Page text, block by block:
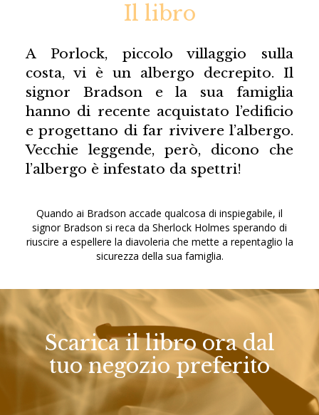
Il libro
A Porlock, piccolo villaggio sulla
costa, vi è un albergo decrepito. Il
signor Bradson e la sua famiglia
hanno di recente acquistato l’edificio
e progettano di far rivivere l’albergo.
Vecchie leggende, però, dicono che
l’albergo è infestato da spettri!
Quando ai Bradson accade qualcosa di inspiegabile, il
signor Bradson si reca da Sherlock Holmes sperando di
riuscire a espellere la diavoleria che mette a repentaglio la
sicurezza della sua famiglia.
Scarica il libro ora dal
tuo negozio preferito